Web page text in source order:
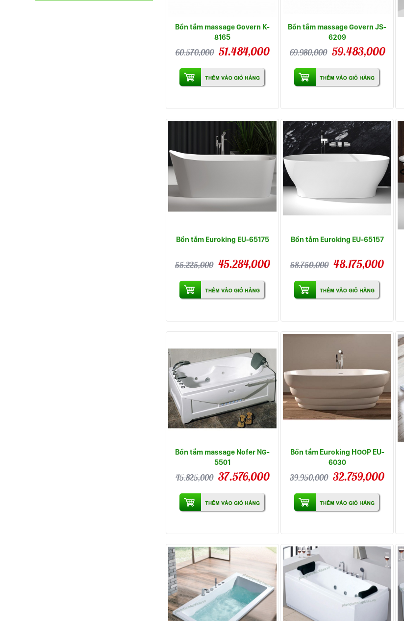
Bồn tắm massage Govern K-
8165
60.570,000 51.484,000
Bồn tắm massage Govern JS-
6209
69.980,000 59.483,000
Bồn tắm Euroking EU-65175
55.225,000 45.284,000
Bồn tắm Euroking EU-65157
58.750,000 48.175,000
Bồn tắm massage Nofer NG-
5501
45.825,000 37.576,000
Bồn tắm Euroking HOOP EU-
6030
39.950,000 32.759,000